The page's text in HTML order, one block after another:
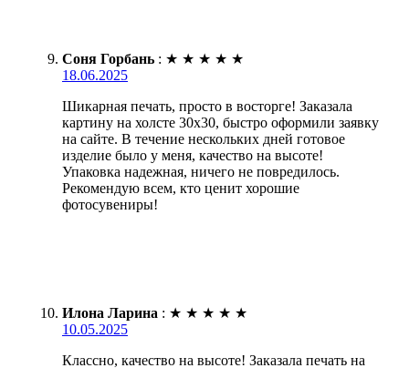
Соня Горбань : ★ ★ ★ ★ ★
18.06.2025
Шикарная печать, просто в восторге! Заказала
картину на холсте 30х30, быстро оформили заявку
на сайте. В течение нескольких дней готовое
изделие было у меня, качество на высоте!
Упаковка надежная, ничего не повредилось.
Рекомендую всем, кто ценит хорошие
фотосувениры!
Илона Ларина : ★ ★ ★ ★ ★
10.05.2025
Классно, качество на высоте! Заказала печать на